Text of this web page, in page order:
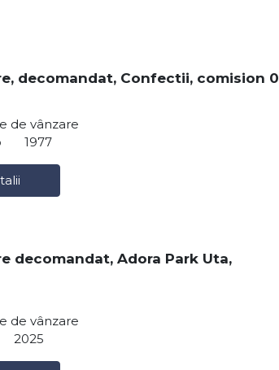
decomandat, Confectii, comision
de vânzare
1977
decomandat, Adora Park Uta,
de vânzare
2025